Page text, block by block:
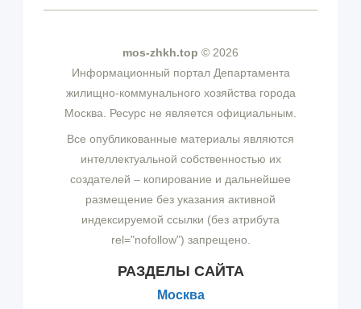
mos-zhkh.top © 2026
Информационный портал Департамента
жилищно-коммунального хозяйства города
Москва. Ресурс не является официальным.
Все опубликованные материалы являются
интеллектуальной собственностью их
создателей – копирование и дальнейшее
размещение без указания активной
индексируемой ссылки (без атрибута
rel="nofollow") запрещено.
РАЗДЕЛЫ САЙТА
Москва